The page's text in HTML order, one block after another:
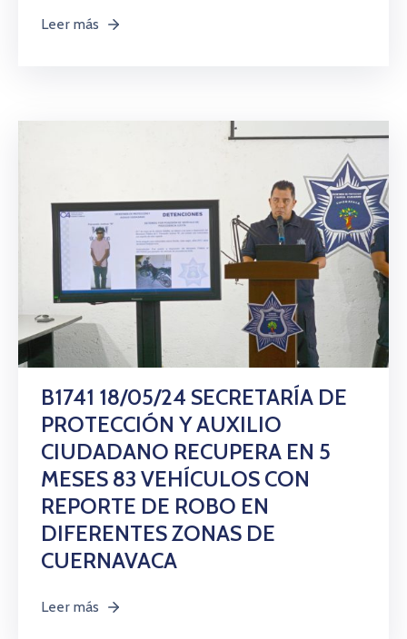
Leer más
B1741 18/05/24 SECRETARÍA DE
PROTECCIÓN Y AUXILIO
CIUDADANO RECUPERA EN 5
MESES 83 VEHÍCULOS CON
REPORTE DE ROBO EN
DIFERENTES ZONAS DE
CUERNAVACA
Leer más